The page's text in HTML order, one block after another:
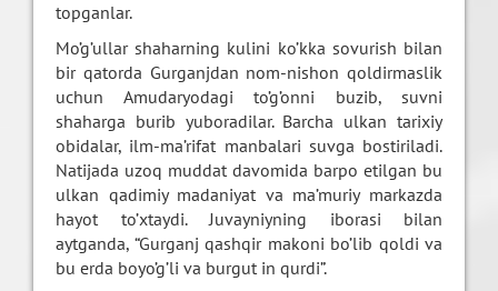
topganlar.
Mo’g’ullar shaharning kulini ko’kka sovurish bilan
bir qatorda Gurganjdan nom-nishon qoldirmaslik
uchun Amudaryodagi to’g’onni buzib, suvni
shaharga burib yuboradilar. Barcha ulkan tarixiy
obidalar, ilm-ma’rifat manbalari suvga bostiriladi.
Natijada uzoq muddat davomida barpo etilgan bu
ulkan qadimiy madaniyat va ma’muriy markazda
hayot to’xtaydi. Juvayniyning iborasi bilan
aytganda, “Gurganj qashqir makoni bo’lib qoldi va
bu erda boyo’g’li va burgut in qurdi”.